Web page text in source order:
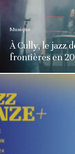
Musique
À Cully, le jazz
frontières en